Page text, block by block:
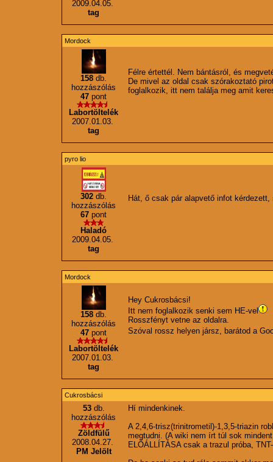
2009.04.05.
tag
Mordock
158 db.
hozzászólás
47 pont
Labortöltelék
2007.01.03.
tag
Félre értettél. Nem bántásról, és
De mivel az oldal csak szórakoztató
foglalkozik, itt nem találja meg amit
pyro lio
302 db.
hozzászólás
67 pont
Haladó
2009.04.05.
tag
Hát, ő csak pár alapvető infot
Mordock
158 db.
hozzászólás
47 pont
Labortöltelék
2007.01.03.
tag
Hey Cukrosbácsi!
Itt nem foglalkozik senki sem HE-vel
Rosszfényt vetne az oldalra.
Szóval rossz helyen jársz, barátod a
Cukrosbácsi
53db.
hozzászólás
Zöldfülű
2008.04.27.
PM Jelölt
Hí mindenkinek.
A 2,4,6-trisz(trinitrometil)-1,3,5-triazin
megtudni. (A wiki nem írt túl sok
ELŐÁLLÍTÁSA csak a trazul próba,